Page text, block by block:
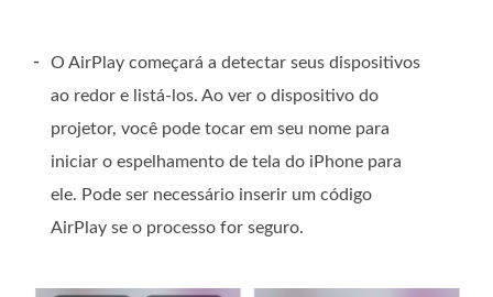
-
O AirPlay começará a detectar seus dispositivos
ao redor e listá-los. Ao ver o dispositivo do
projetor, você pode tocar em seu nome para
iniciar o espelhamento de tela do iPhone para
ele. Pode ser necessário inserir um código
AirPlay se o processo for seguro.